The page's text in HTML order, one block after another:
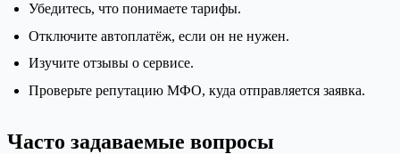
Убедитесь, что понимаете тарифы.
Отключите автоплатёж, если он не нужен.
Изучите отзывы о сервисе.
Проверьте репутацию МФО, куда отправляется заявка.
Часто задаваемые вопросы